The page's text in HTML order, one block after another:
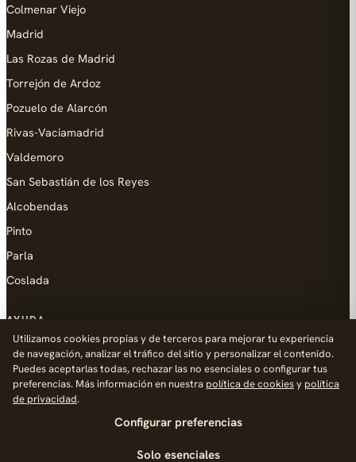
Colmenar Viejo
Madrid
Las Rozas de Madrid
Torrejón de Ardoz
Pozuelo de Alarcón
Rivas-Vaciamadrid
Valdemoro
San Sebastián de los Reyes
Alcobendas
Pinto
Parla
Coslada
AYUDA
Añadir empresa
Contacto
Política de Privacidad
Utilizamos cookies propias y de terceros para mejorar tu experiencia
de navegación, analizar el tráfico del sitio y personalizar el contenido.
Puedes aceptarlas todas, rechazar las no esenciales o configurar tus
preferencias. Más información en nuestra política de cookiesy política
de privacidad.
Configurar preferencias
Solo esenciales